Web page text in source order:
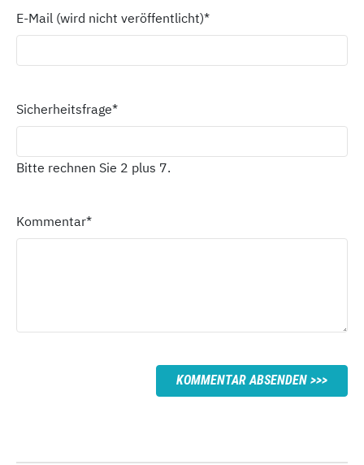
E-Mail (wird nicht veröffentlicht)*
Sicherheitsfrage*
Bitte rechnen Sie 2 plus 7.
Kommentar*
KOMMENTAR ABSENDEN